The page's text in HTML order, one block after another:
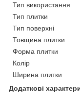
Тип використання
Тип плитки
Тип поверхні
Товщина плитки
Форма плитки
Колір
Ширина плитки
Додаткові